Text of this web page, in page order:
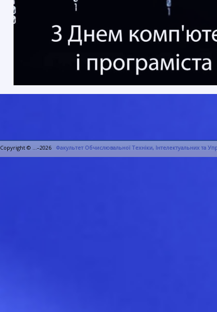
Copyright © ...–2026 Факультет Обчислювальної Техніки, Інтелектуальних та